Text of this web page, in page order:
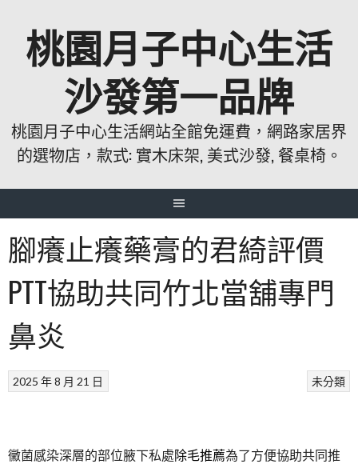
桃園月子中心生活
沙發第一品牌
桃園月子中心生活網站全館免運費，網路家居界
的選物店，款式: 實木床架, 美式沙發, 餐桌椅。
腳癢止癢藥膏的君綺評價
PTT協助共同竹北當舖專門
鼻炎
未分類
2025 年 8 月 21 日
黴菌感染深層的部位腋下私處除毛推薦為了方便協助共同推